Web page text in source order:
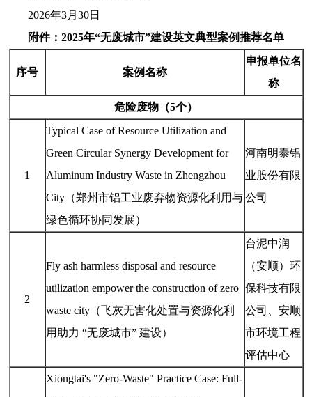
2026年3月30日
附件： 2025年“无废城市”建设英文典型案例推荐名单
序号 案例名称
申报单位名
称
危险废物（5个）
1
Typical Case of Resource Utilization and
Green Circular Synergy Development for
Aluminum Industry Waste in Zhengzhou
City（郑州市铝工业废弃物资源化利用与
绿色循环协同发展）
河南明泰铝
业股份有限
公司
2
Fly ash harmless disposal and resource
utilization empower the construction of zero
waste city（飞灰无害化处置与资源化利
用助力 “无废城市” 建设）
台泥中润
（安顺）环
保科技有限
公司、安顺
市环境工程
评估中心
Xiongtai's "Zero-Waste" Practice Case: Full-